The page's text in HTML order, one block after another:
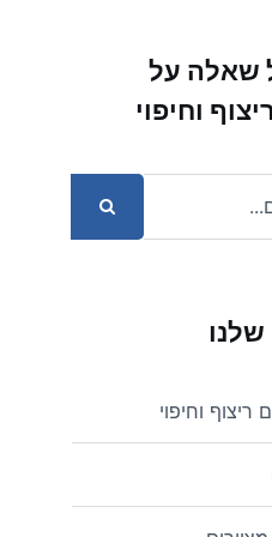
שאלה על
וחיפוי
שלנו
ריצוף וחיפוי